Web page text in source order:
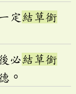
定結草銜
必結草銜
。